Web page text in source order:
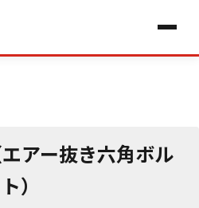
アー抜き六角ボル
ト）